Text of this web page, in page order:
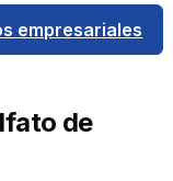
empresariales
de